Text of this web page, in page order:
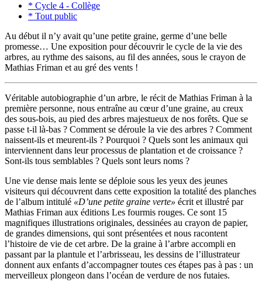
* Cycle 4 - Collège
* Tout public
Au début il n’y avait qu’une petite graine, germe d’une belle
promesse… Une exposition pour découvrir le cycle de la vie des
arbres, au rythme des saisons, au fil des années, sous le crayon de
Mathias Friman et au gré des vents !
Véritable autobiographie d’un arbre, le récit de Mathias Friman à la
première personne, nous entraîne au cœur d’une graine, au creux
des sous-bois, au pied des arbres majestueux de nos forêts. Que se
passe t-il là-bas ? Comment se déroule la vie des arbres ? Comment
naissent-ils et meurent-ils ? Pourquoi ? Quels sont les animaux qui
interviennent dans leur processus de plantation et de croissance ?
Sont-ils tous semblables ? Quels sont leurs noms ?
Une vie dense mais lente se déploie sous les yeux des jeunes
visiteurs qui découvrent dans cette exposition la totalité des planches
de l’album intitulé «D’une petite graine verte» écrit et illustré par
Mathias Friman aux éditions Les fourmis rouges. Ce sont 15
magnifiques illustrations originales, dessinées au crayon de papier,
de grandes dimensions, qui sont présentées et nous racontent
l’histoire de vie de cet arbre. De la graine à l’arbre accompli en
passant par la plantule et l’arbrisseau, les dessins de l’illustrateur
donnent aux enfants d’accompagner toutes ces étapes pas à pas : un
merveilleux plongeon dans l’océan de verdure de nos futaies.